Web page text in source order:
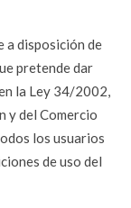
a disposición de
pretende dar
la Ley 34/2002,
y del Comercio
los usuarios
de uso del